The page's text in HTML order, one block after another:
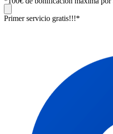
Primer servicio gratis!!!*